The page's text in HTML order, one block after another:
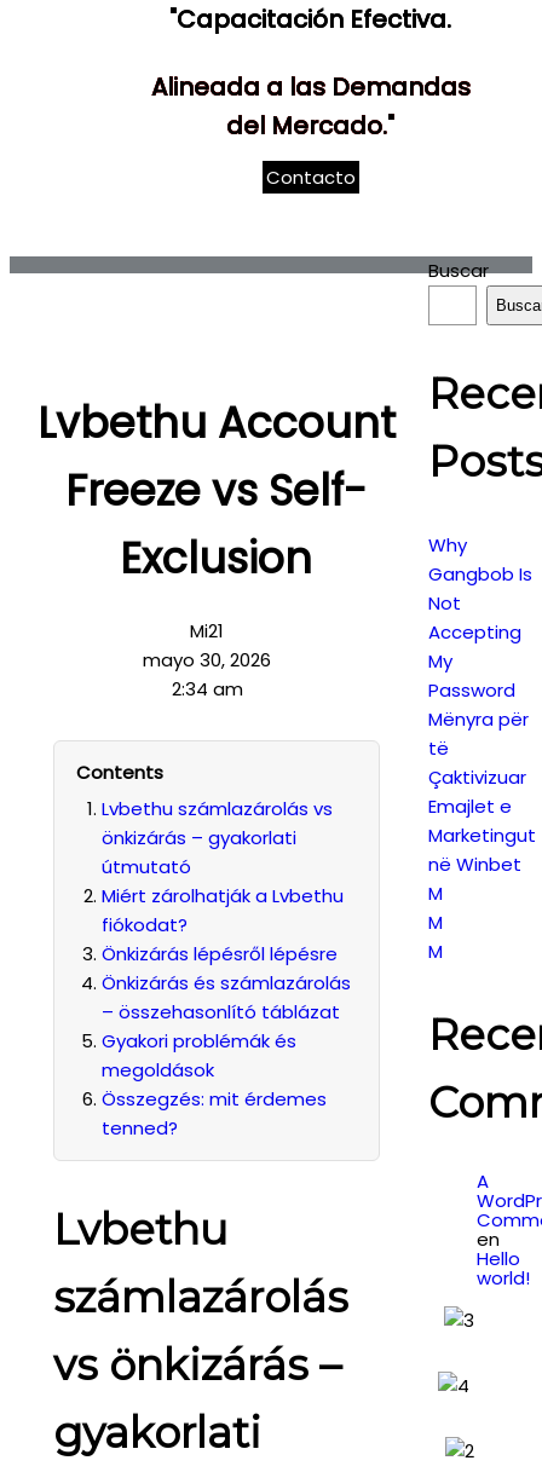
"Capacitación Efectiva.
Alineada a las Demandas
del Mercado."
Contacto
Lvbethu Account
Freeze vs Self-
Exclusion
Mi21
mayo 30, 2026
2:34 am
Contents
Lvbethu számlazárolás vs
önkizárás – gyakorlati
útmutató
Miért zárolhatják a Lvbethu
fiókodat?
Önkizárás lépésről lépésre
Önkizárás és számlazárolás
– összehasonlító táblázat
Gyakori problémák és
megoldások
Összegzés: mit érdemes
tenned?
Lvbethu
számlazárolás
vs önkizárás –
gyakorlati
Buscar
Why
Gangbob Is
Not
Accepting
My
Password
Mënyra për
të
Çaktivizuar
Emajlet e
Marketingut
në Winbet
M
M
M
A
en
Hello
world!